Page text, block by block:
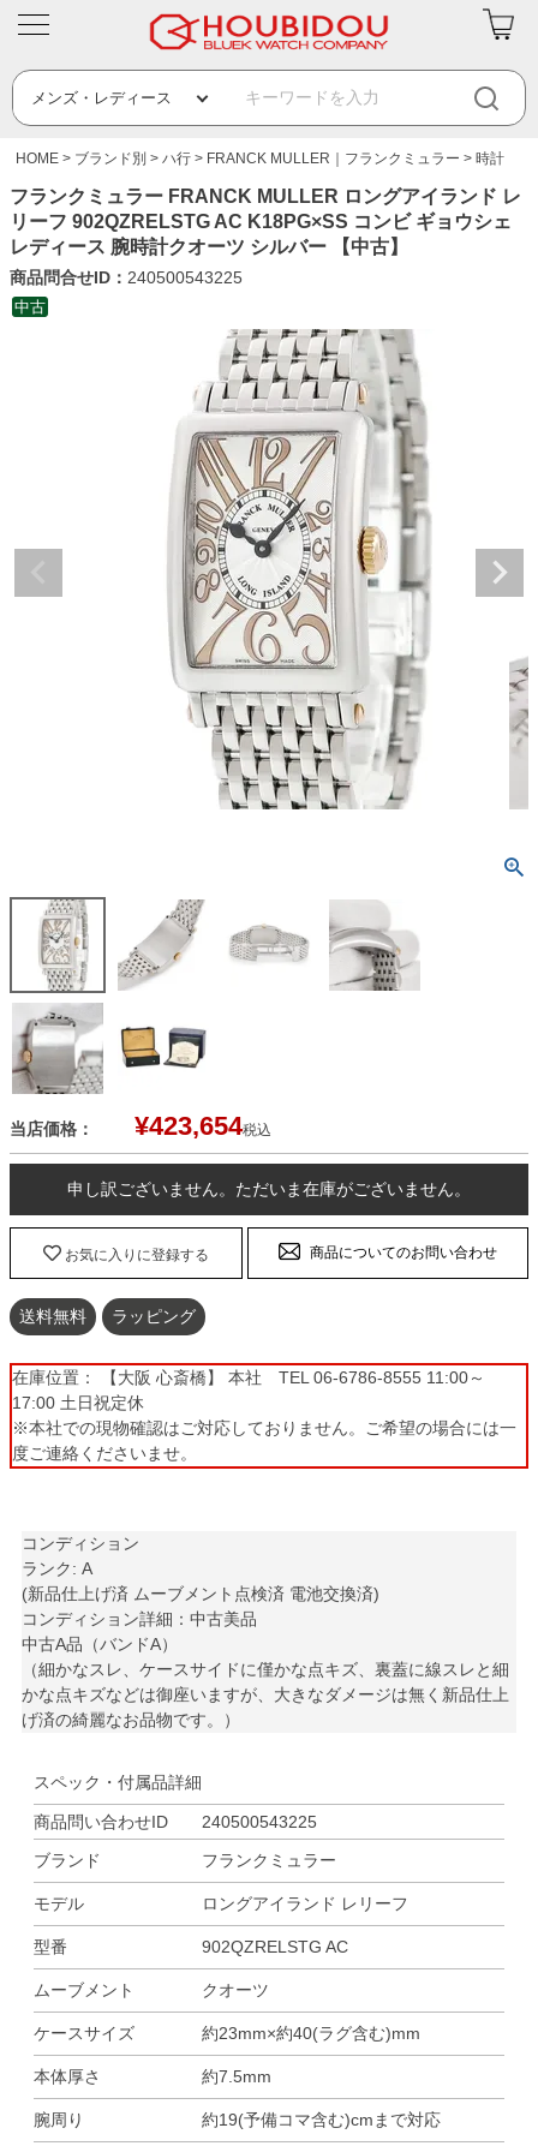
HOME ブランド別 ハ行 FRANCK MULLER｜フランクミュラー 時計
フランクミュラー FRANCK MULLER ロングアイランド レ
リーフ 902QZRELSTG AC K18PG×SS コンビ ギョウシェ
レディース 腕時計クオーツ シルバー 【中古】
商品問合せID： 240500543225
中古
当店価格： ¥423,654税込
申し訳ございません。ただいま在庫がございません。
お気に入りに登録する 商品についてのお問い合わせ
送料無料 ラッピング
在庫位置： 【大阪 心斎橋】 本社 TEL 06-6786-8555 11:00～
17:00 土日祝定休
※本社での現物確認はご対応しておりません。ご希望の場合には一
度ご連絡くださいませ。
コンディション
ランク: A
(新品仕上げ済 ムーブメント点検済 電池交換済)
コンディション詳細：中古美品
中古A品（バンドA）
（細かなスレ、ケースサイドに僅かな点キズ、裏蓋に線スレと細
かな点キズなどは御座いますが、大きなダメージは無く新品仕上
げ済の綺麗なお品物です。）
スペック・付属品詳細
商品問い合わせID
240500543225
ブランド
フランクミュラー
モデル ロングアイランド レリーフ
型番 902QZRELSTG AC
ムーブメント クオーツ
ケースサイズ 約23mm×約40(ラグ含む)mm
本体厚さ 約7.5mm
腕周り 約19(予備コマ含む)cmまで対応